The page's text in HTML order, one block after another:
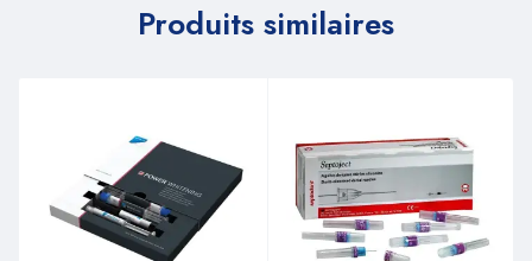
Produits similaires